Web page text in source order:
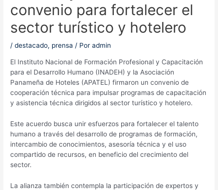
convenio para fortalecer el
sector turístico y hotelero
/destacado, prensa / Poradmin
El Instituto Nacional de Formación Profesional y Capacitación
para el Desarrollo Humano (INADEH) y la Asociación
Panameña de Hoteles (APATEL) firmaron un convenio de
cooperación técnica para impulsar programas de capacitación
y asistencia técnica dirigidos al sector turístico y hotelero.
Este acuerdo busca unir esfuerzos para fortalecer el talento
humano a través del desarrollo de programas de formación,
intercambio de conocimientos, asesoría técnica y el uso
compartido de recursos, en beneficio del crecimiento del
sector.
La alianza también contempla la participación de expertos y